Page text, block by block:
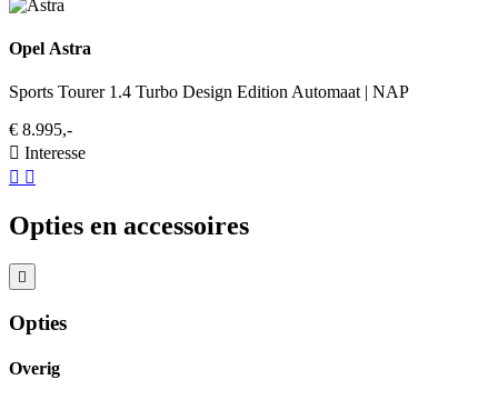
Opel Astra
Sports Tourer 1.4 Turbo Design Edition Automaat | NAP
€ 8.995,-
Interesse
Opties en accessoires
Opties
Overig